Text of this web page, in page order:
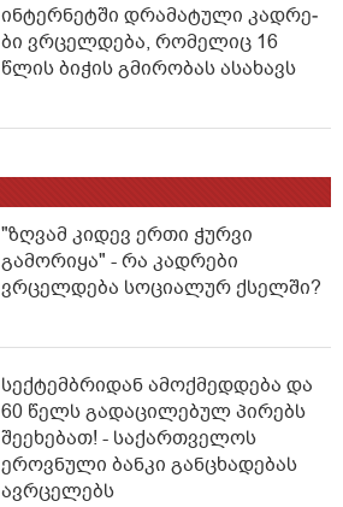
ინ­ტერ­ნეტ­ში დრა­მა­ტუ­ლი კად­რე­
ბი ვრცელდება, რომელიც 16
წლის ბიჭის გმირობას ასახავს
"ზღვამ კიდევ ერთი ჭურვი
გამორიყა" - რა კადრები
ვრცელდება სოციალურ ქსელში?
სექტემბრიდან ამოქმედდება და
60 წელს გადაცილებულ პირებს
შეეხებათ! - საქართველოს
ეროვნული ბანკი განცხადებას
ავრცელებს